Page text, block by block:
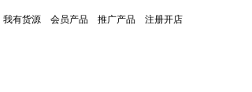
我有货源 会员产品 推广产品 注册开店